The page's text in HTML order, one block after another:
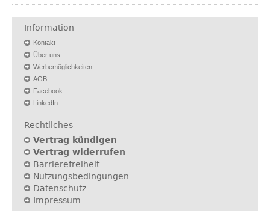
Information
Kontakt
Über uns
Werbemöglichkeiten
AGB
Facebook
LinkedIn
Rechtliches
Vertrag kündigen
Vertrag widerrufen
Barrierefreiheit
Nutzungsbedingungen
Datenschutz
Impressum